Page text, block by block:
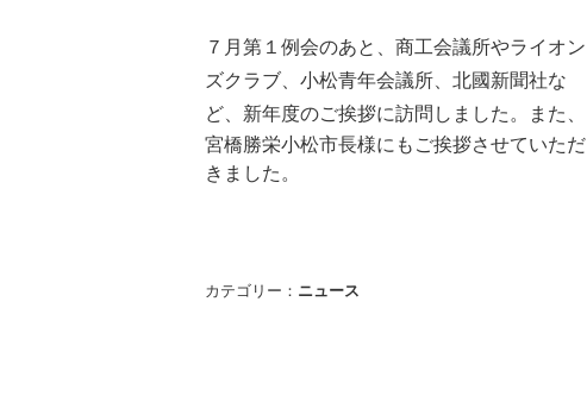
７月第１例会のあと、商工会議所やライオン
ズクラブ、小松青年会議所、北國新聞社な
ど、 新年度のご挨拶に訪問しました。また、
宮橋勝栄小松市長様にもご挨拶させていただ
きました。
カテゴリー： ニュース